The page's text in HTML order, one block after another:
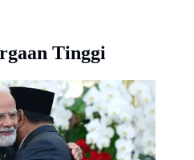
Tinggi
bertemu dengan Perdana
di Istana Merdeka,
(Foto: Sekretariat